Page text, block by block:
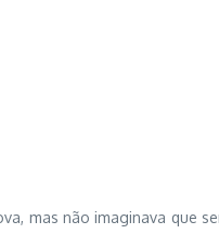
mas não imaginava que